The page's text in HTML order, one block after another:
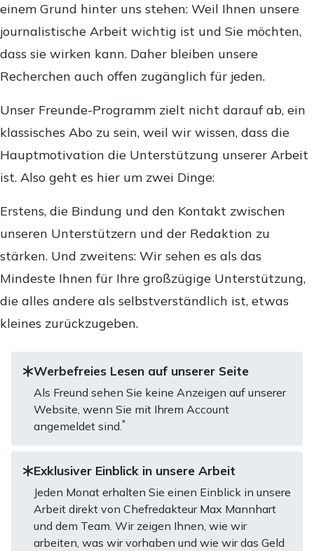
einem Grund hinter uns stehen: Weil Ihnen unsere
journalistische Arbeit wichtig ist und Sie möchten,
dass sie wirken kann. Daher bleiben unsere
Recherchen auch offen zugänglich für jeden.
Unser Freunde-Programm zielt nicht darauf ab, ein
klassisches Abo zu sein, weil wir wissen, dass die
Hauptmotivation die Unterstützung unserer Arbeit
ist. Also geht es hier um zwei Dinge:
Erstens, die Bindung und den Kontakt zwischen
unseren Unterstützern und der Redaktion zu
stärken. Und zweitens: Wir sehen es als das
Mindeste Ihnen für Ihre großzügige Unterstützung,
die alles andere als selbstverständlich ist, etwas
kleines zurückzugeben.
Werbefreies Lesen auf unserer Seite
Als Freund sehen Sie keine Anzeigen auf unserer
Website, wenn Sie mit Ihrem Account
angemeldet sind.*
Exklusiver Einblick in unsere Arbeit
Jeden Monat erhalten Sie einen Einblick in unsere
Arbeit direkt von Chefredakteur Max Mannhart
und dem Team. Wir zeigen Ihnen, wie wir
arbeiten, was wir vorhaben und wie wir das Geld